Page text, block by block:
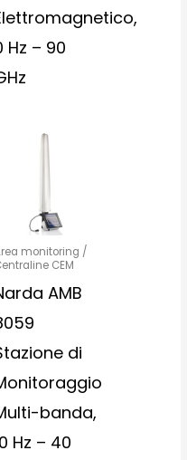
Hz – 90
monitoring /
CEM
AMB
di
banda,
Hz – 40